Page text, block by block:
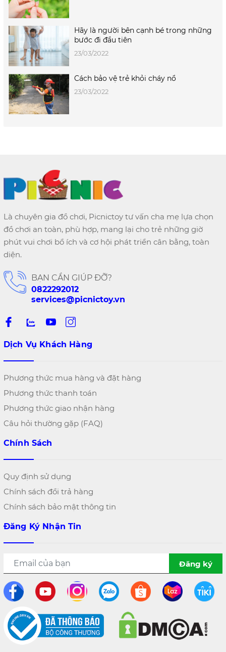
Hãy là người bên cạnh bé trong những
bước đi đầu tiên
23/03/2022
Cách bảo vệ trẻ khỏi cháy nổ
23/03/2022
Là chuyên gia đồ chơi, Picnictoy tư vấn cha mẹ lựa chọn
đồ chơi an toàn, phù hợp, mang lại cho trẻ những giờ
phút vui chơi bổ ích và cơ hội phát triển cân bằng, toàn
diện.
BẠN CẦN GIÚP ĐỠ?
0822292012
services@picnictoy.vn
Dịch Vụ Khách Hàng
Phương thức mua hàng và đặt hàng
Phương thức thanh toán
Phương thức giao nhận hàng
Câu hỏi thường gặp (FAQ)
Chính Sách
Quy định sử dụng
Chính sách đổi trả hàng
Chính sách bảo mật thông tin
Đăng Ký Nhận Tin
Đăng ký